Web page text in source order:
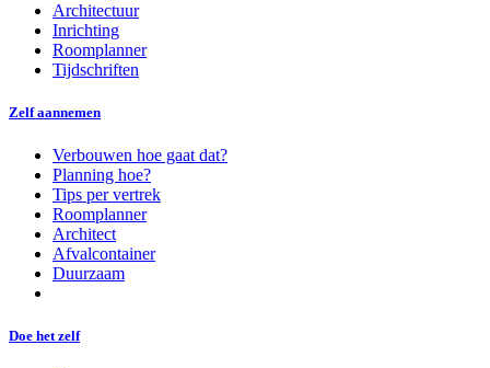
Architectuur
Inrichting
Roomplanner
Tijdschriften
Zelf aannemen
Verbouwen hoe gaat dat?
Planning hoe?
Tips per vertrek
Roomplanner
Architect
Afvalcontainer
Duurzaam
Doe het zelf